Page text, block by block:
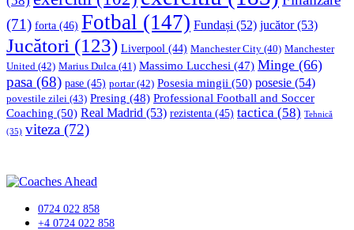
(71) forta (46) Fotbal (147) Fundași (52) jucător(53)
Jucători (123) Liverpool (44) Manchester City (40) Manchester
United (42) Marius Dulca (41) Massimo Lucchesi (47) Minge (66)
pasa (68) pase (45) portar(42) Posesia mingii (50) posesie (54)
povestile zilei (43) Presing (48) Professional Football and Soccer
Coaching (50) Real Madrid (53) rezistenta (45) tactica (58) Tehnică
(35) viteza (72)
0724 022 858
+4 0724 022 858